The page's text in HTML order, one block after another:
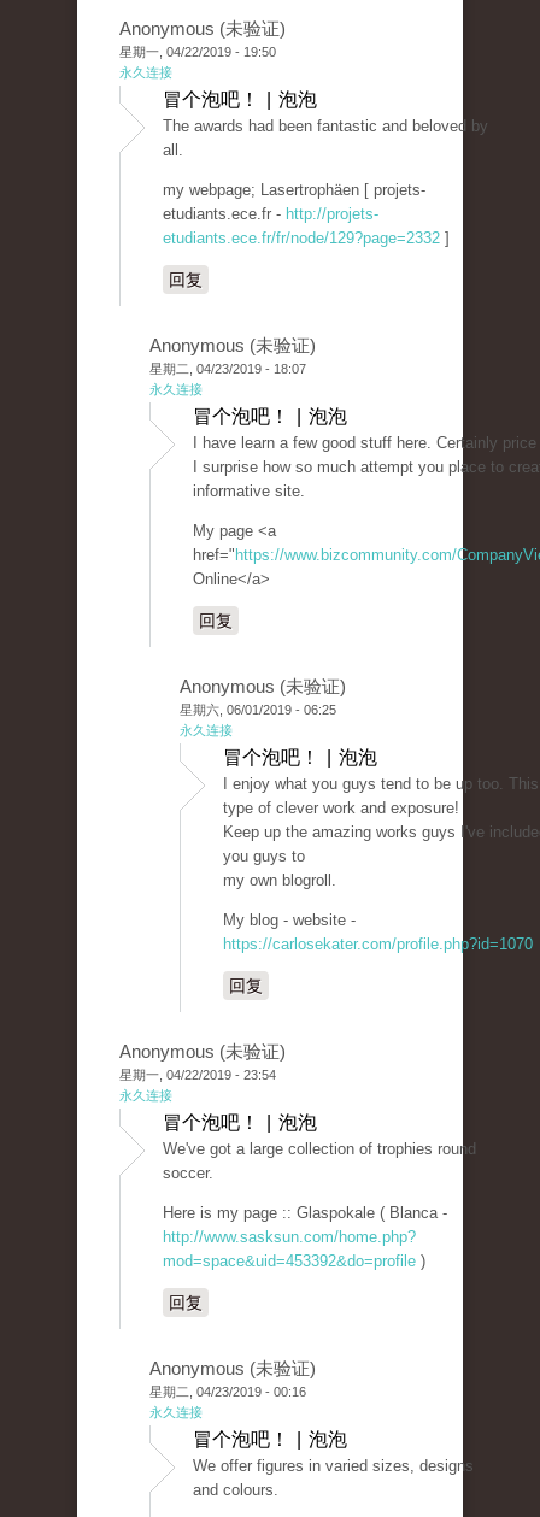
Anonymous (未验证)
星期一, 04/22/2019 - 19:50
永久连接
冒个泡吧！ | 泡泡
The awards had been fantastic and beloved by
all.
my webpage; Lasertrophäen [ projets-
etudiants.ece.fr - http://projets-
etudiants.ece.fr/fr/node/129?page=2332 ]
回复
Anonymous (未验证)
星期二, 04/23/2019 - 18:07
永久连接
冒个泡吧！ | 泡泡
I have learn a few good stuff here. Certainly
I surprise how so much attempt you place to
informative site.
My page <a
href=" https://www.bizcommunity.com/
Online</a>
回复
Anonymous (未验证)
星期六, 06/01/2019 - 06:25
永久连接
冒个泡吧！ | 泡泡
I enjoy what you guys tend to be up too. This
type of clever work and exposure!
Keep up the amazing works guys I've
you guys to
my own blogroll.
My blog - website -
https://carlosekater.com/profile.php?id=1070
回复
Anonymous (未验证)
星期一, 04/22/2019 - 23:54
永久连接
冒个泡吧！ | 泡泡
We've got a large collection of trophies round
soccer.
Here is my page :: Glaspokale ( Blanca -
http://www.sasksun.com/home.php?
mod=space&uid=453392&do=profile )
回复
Anonymous (未验证)
星期二, 04/23/2019 - 00:16
永久连接
冒个泡吧！ | 泡泡
We offer figures in varied sizes, designs
and colours.